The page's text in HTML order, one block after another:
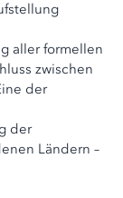
aller formellen
zwischen
der
der
Ländern –